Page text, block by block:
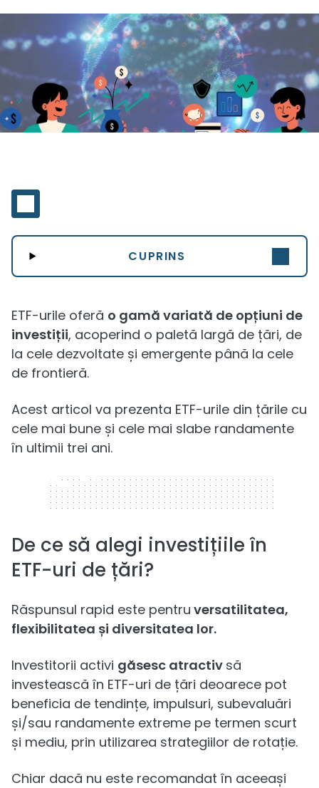
CUPRINS
ETF-urile oferă o gamă variată de opțiuni de
investiții, acoperind o paletă largă de țări, de
la cele dezvoltate și emergente până la cele
de frontieră.
Acest articol va prezenta ETF-urile din țările cu
cele mai bune și cele mai slabe randamente
în ultimii trei ani.
320 x 50
De ce să alegi investițiile în
ETF-uri de țări?
Răspunsul rapid este pentru versatilitatea,
flexibilitatea și diversitatea lor.
Investitorii activi găsesc atractiv să
investească în ETF-uri de țări deoarece pot
beneficia de tendințe, impulsuri, subevaluări
și/sau randamente extreme pe termen scurt
și mediu, prin utilizarea strategiilor de rotație.
Chiar dacă nu este recomandat în aceeași